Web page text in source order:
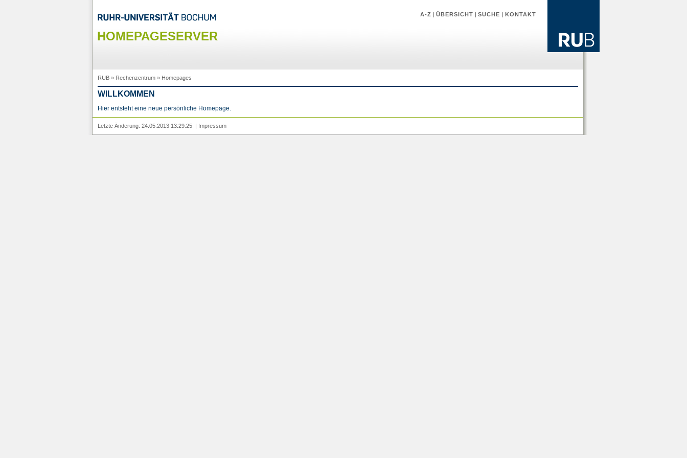
A-Z |ÜBERSICHT |SUCHE |KONTAKT
HOMEPAGESERVER
RUB» Rechenzentrum» Homepages
WILLKOMMEN
Hier entsteht eine neue persönliche Homepage.
Letzte Änderung: 24.05.2013 13:29:25 | Impressum